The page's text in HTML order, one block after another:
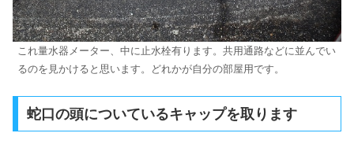
これ量水器メーター、中に止水栓有ります。共用通路などに並んでい
るのを見かけると思います。どれかが自分の部屋用です。
蛇口の頭についているキャップを取ります